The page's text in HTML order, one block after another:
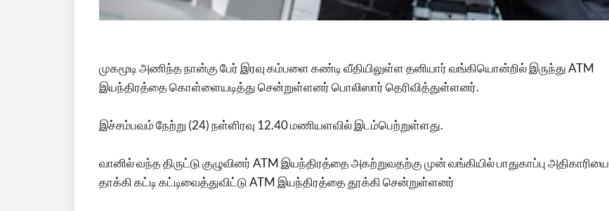
முகமூடி அணிந்த நான்கு பேர் இரவு கம்பளை கண்டி வீதியிலுள்ள தனியார் வங்கியொன்றில் இருந்து ATM
இயந்திரத்தை கொள்ளையடித்து சென்றுள்ளனர் பொலிஸார் தெரிவித்துள்ளனர்.
இச்சம்பவம் நேற்று (24) நள்ளிரவு 12.40 மணியளவில் இடம்பெற்றுள்ளது.
வானில் வந்த திருட்டு குழுவினர் ATM இயந்திரத்தை அகற்றுவதற்கு முன் வங்கியில் பாதுகாப்பு அதிகாரியை
தாக்கி கட்டி கட்டிவைத்துவிட்டு ATM இயந்திரத்தை தூக்கி சென்றுள்ளனர்